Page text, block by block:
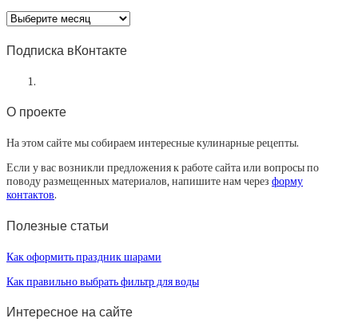
Архив
статей
Подписка вКонтакте
О проекте
На этом сайте мы собираем интересные кулинарные рецепты.
Если у вас возникли предложения к работе сайта или вопросы по
поводу размещенных материалов, напишите нам через форму
контактов.
Полезные статьи
Как оформить праздник шарами
Как правильно выбрать фильтр для воды
Интересное на сайте